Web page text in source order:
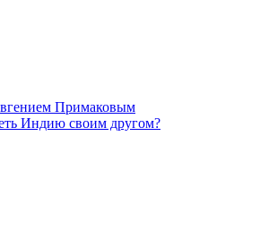
Примаковым
Индию своим другом?